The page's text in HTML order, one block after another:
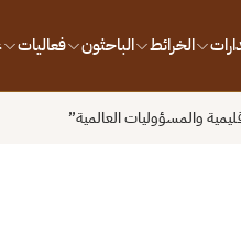
الخرائط الباحثون فعاليات
والمسؤوليات العالمية”